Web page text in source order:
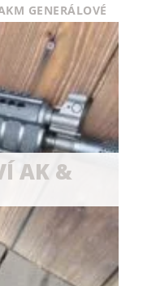
GENERÁLOVÉ
AK &